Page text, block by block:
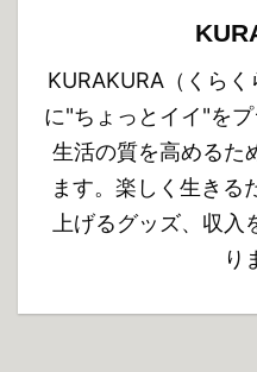
KURAKURA（くら
に"ちょっとイイ"をプ
生活の質を高めるた
ます。楽しく生きる
上げるグッズ、収
り